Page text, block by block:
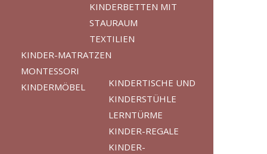
KINDERBETTEN MIT
STAURAUM
TEXTILIEN
KINDER-MATRATZEN
MONTESSORI
KINDERMÖBEL
KINDERTISCHE UND
KINDERSTÜHLE
LERNTÜRME
KINDER-REGALE
KINDER-